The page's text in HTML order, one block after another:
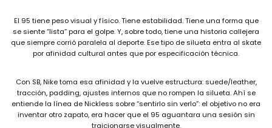
El 95 tiene peso visual y físico. Tiene estabilidad. Tiene una forma que
se siente “lista” para el golpe. Y, sobre todo, tiene una historia callejera
que siempre corrió paralela al deporte. Ese tipo de silueta entra al skate
por afinidad cultural antes que por especificación técnica.
Con SB, Nike toma esa afinidad y la vuelve estructura: suede/leather,
tracción, padding, ajustes internos que no rompen la silueta. Ahí se
entiende la línea de Nickless sobre “sentirlo sin verlo”: el objetivo no era
inventar otro zapato, era hacer que el 95 aguantara una sesión sin
traicionarse visualmente.